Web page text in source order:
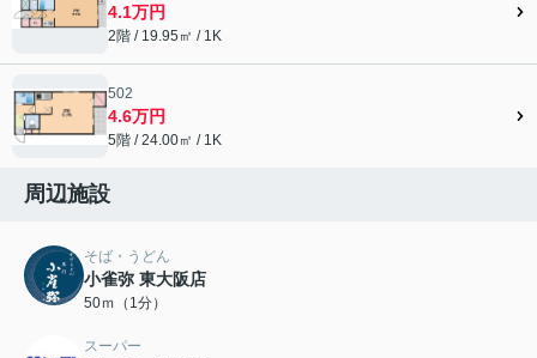
4.1万円
2階 / 19.95㎡ / 1K
502
4.6万円
5階 / 24.00㎡ / 1K
周辺施設
そば・うどん
小雀弥 東大阪店
50ｍ（1分）
スーパー